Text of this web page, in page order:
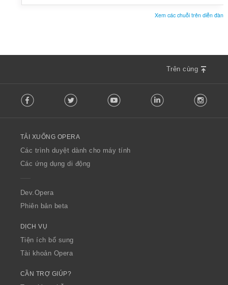
Xem các chuỗi trên diễn đàn
Trên cùng
o
w
O
p
a
Facebook Twitter Youtube LinkedIn
TẢI XUỐNG OPERA
Các trình duyệt dành cho máy tính
Các ứng dụng di động
Dev.Opera
Phiên bản beta
DỊCH VỤ
Tiện ích bổ sung
Tài khoản Opera
CẦN TRỢ GIÚP?